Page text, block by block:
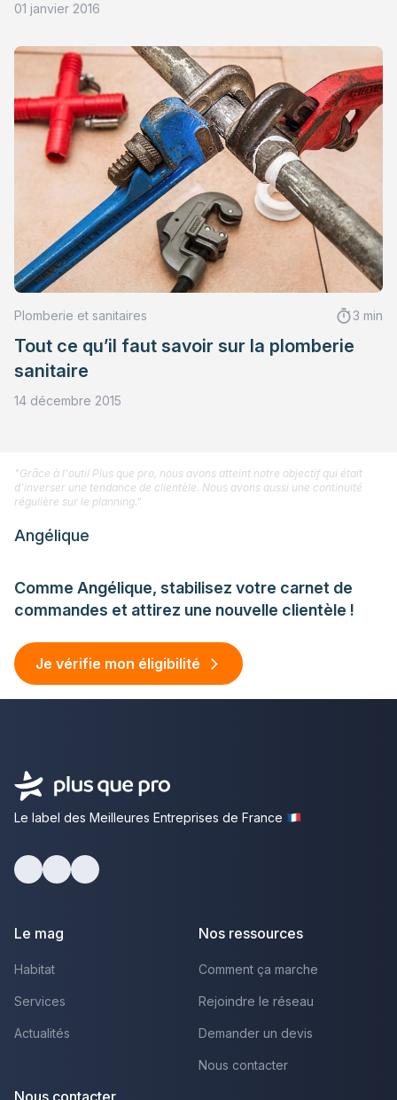
01 janvier 2016
Plomberie et sanitaires 3 min
Tout ce qu’il faut savoir sur la plomberie
sanitaire
14 décembre 2015
Comme Angélique, stabilisez votre carnet de
commandes et attirez une nouvelle clientèle !
Je vérifie mon éligibilité
"Grâce à l'outil Plus que pro, nous avons atteint notre objectif qui était
d'inverser une tendance de clientèle. Nous avons aussi une continuité
régulière sur le planning."
Angélique
Le label des Meilleures Entreprises de France
Le mag
Habitat
Services
Actualités
Nos ressources
Comment ça marche
Rejoindre le réseau
Demander un devis
Nous contacter
Nous contacter